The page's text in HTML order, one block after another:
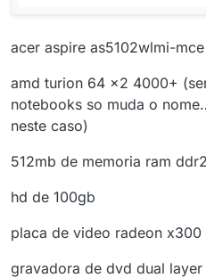
acer aspire as5102wlmi-mce
amd turion 64 x2 4000+
notebooks so muda o
neste caso)
512mb de memoria ram ddr2
hd de 100gb
placa de video radeon x300
gravadora de dvd dual layer